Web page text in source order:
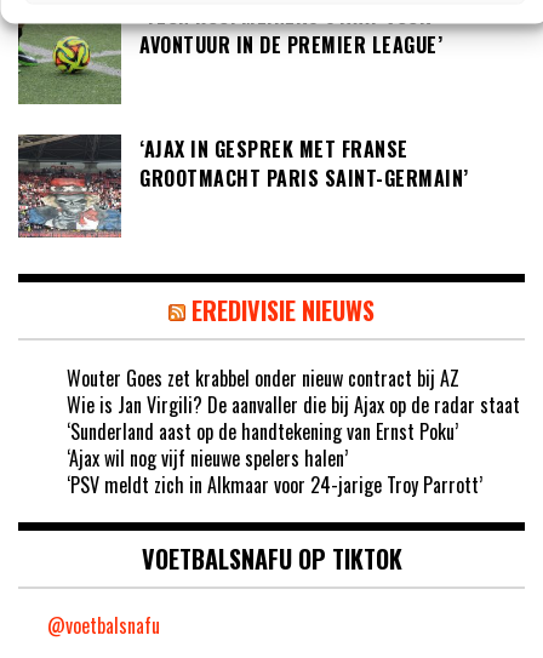
‘TEUN KOOPMEINERS STAAT VOOR
AVONTUUR IN DE PREMIER LEAGUE’
‘AJAX IN GESPREK MET FRANSE
GROOTMACHT PARIS SAINT-GERMAIN’
EREDIVISIE NIEUWS
Wouter Goes zet krabbel onder nieuw contract bij AZ
Wie is Jan Virgili? De aanvaller die bij Ajax op de radar staat
‘Sunderland aast op de handtekening van Ernst Poku’
‘Ajax wil nog vijf nieuwe spelers halen’
‘PSV meldt zich in Alkmaar voor 24-jarige Troy Parrott’
VOETBALSNAFU OP TIKTOK
@voetbalsnafu